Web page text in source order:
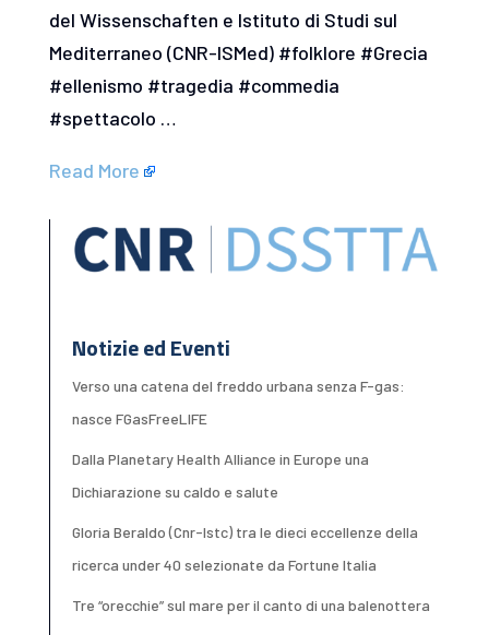
del Wissenschaften e Istituto di Studi sul
Mediterraneo (CNR-ISMed) #folklore #Grecia
#ellenismo #tragedia #commedia
#spettacolo …
Read More
Notizie ed Eventi
Verso una catena del freddo urbana senza F-gas:
nasce FGasFreeLIFE
Dalla Planetary Health Alliance in Europe una
Dichiarazione su caldo e salute
Gloria Beraldo (Cnr-Istc) tra le dieci eccellenze della
ricerca under 40 selezionate da Fortune Italia
Tre “orecchie” sul mare per il canto di una balenottera